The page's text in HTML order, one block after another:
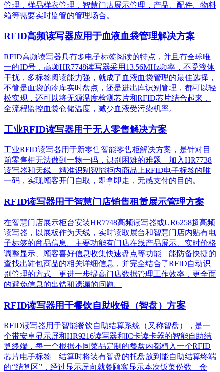
管理，样品样衣管理，智慧门店展示管理，产品、配件、物料
箱等需要实时监管的管理场合。
RFID高频读写器应用于血液血袋管理解决方案
RFID高频读写器具有多电子标签阅读的特点，并且有全球唯
一的ID号，高频HR7748读写器采用13.56MHz频率，不受液体
干扰，多标签阅读能力强，就成了血液血袋管理的最佳选择，
不管是血袋的冷库实时盘点，还是进出库识别管理，都可以轻
松实现，还可以将无源温度检测芯片和RFID芯片结合起来，
全流程监控血袋仓储温度，减少血液受污染机率。
工业RFID读写器用于无人零售解决方案
工业RFID读写器用于新零售智能零售柜解决方案，是针对目
前零售柜无法做到一物一码，识别困难的难题，加入HR7738
读写器和天线，精准识别​智能柜内商品上RFID电子标签的唯
一码，实现顾客开门自取，即拿即走，无感支付的目的。
RFID读写器用于智慧门店销售租赁展示管理方案
在智慧门店展示柜台安装HR7748高频读写器或UR6258超高频
读写器，以展板作为天线，实时读取展台和智慧门店内贴有电
子标签的商品信息。主要功能有门店在线产品展示、实时价格
调整显示、顾客喜好信息收集快速盘点等功能，能防备快捷的
查找出鞋包商品的相关详细信息，并完全结合了RFID自动识
别管理的方式，更进一步提高门店数据管理工作效率，更全面
的避免信息的出错和遗漏的问题。
RFID读写器用于餐饮自助收银（智盘）方案
RFID读写器用于智能餐饮自助结算系统（又称智盘），是一
个带安卓显示屏和HR9216读写器和IC卡读卡器的智能自助结
算终端，每一个根据不同菜品定制的餐盘内都植入一个RFID
芯片电子标签，结算时将装有智盘的托盘放到能自助结算终端
的“结算区”，经过显示屏向就餐顾客显示本次饭菜份数、金